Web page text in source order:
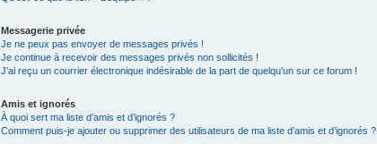
Messagerie privée
Je ne peux pas envoyer de messages privés !
Je continue à recevoir des messages privés non sollicités !
J’ai reçu un courrier électronique indésirable de la part de quelqu’un sur ce forum !
Amis et ignorés
À quoi sert ma liste d’amis et d’ignorés ?
Comment puis-je ajouter ou supprimer des utilisateurs de ma liste d’amis et d’ignorés ?